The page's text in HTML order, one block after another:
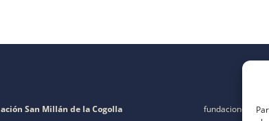
San Millán de la Cogolla